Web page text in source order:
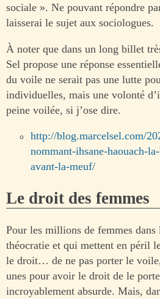
sociale ». Ne pouvant répondre
laisserai le sujet aux sociologues.
À noter que dans un long billet
Sel propose une réponse
du voile ne serait pas une lutte
individuelles, mais une volonté
peine voilée, si j’ose dire.
http://blog.marcelsel.com/
nommant-ihsane-haouach-
avant-la-meuf/
Le droit des femmes
Pour les millions de femmes
théocratie et qui mettent en péril
le droit… de ne pas porter le
unes pour avoir le droit de le
incroyablement absurde. Mais,